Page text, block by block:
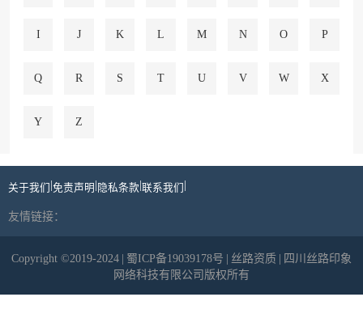
I J K L M N O P
Q R S T U V W X
Y Z
关于我们 免责声明 隐私条款 联系我们
友情链接：
Copyright ©2019-2024 蜀ICP备19039178号 丝路资质
四川丝路印象
网络科技有限公司版权所有